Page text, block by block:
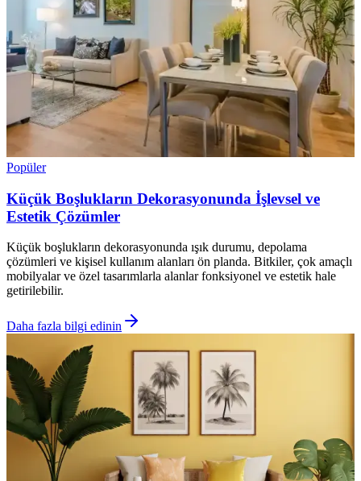
Popüler
Küçük Boşlukların Dekorasyonunda İşlevsel ve
Estetik Çözümler
Küçük boşlukların dekorasyonunda ışık durumu, depolama
çözümleri ve kişisel kullanım alanları ön planda. Bitkiler, çok amaçlı
mobilyalar ve özel tasarımlarla alanlar fonksiyonel ve estetik hale
getirilebilir.
Daha fazla bilgi edinin